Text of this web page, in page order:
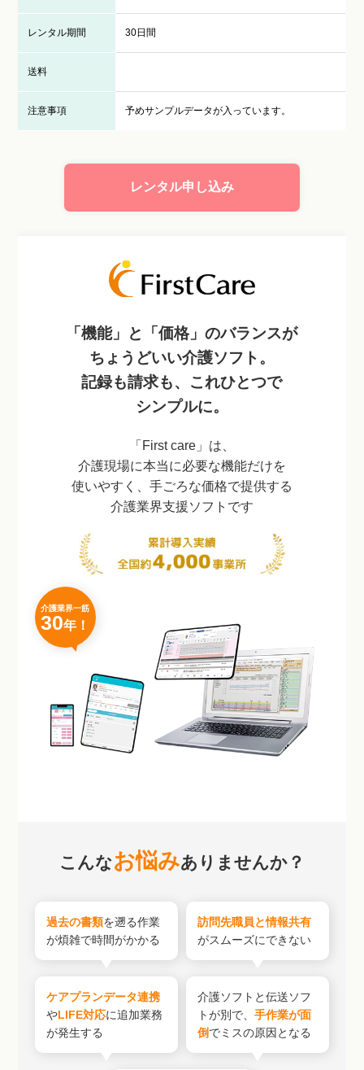
レンタル期間 30日間
送料
注意事項 予めサンプルデータが入っています。
レンタル申し込み
「機能」と「価格」のバランスが
ちょうどいい介護ソフト。
記録も請求も、これひとつで
シンプルに。
「First care」は、
介護現場に本当に必要な機能だけを
使いやすく、手ごろな価格で提供する
介護業界支援ソフトです
介護業界一筋
30年！
こんなお悩みありませんか？
過去の書類を遡る作業
が煩雑で時間がかかる
訪問先職員と情報共有
がスムーズにできない
ケアプランデータ連携
やLIFE対応に追加業務
が発生する
介護ソフトと伝送ソフ
トが別で、 手作業が面
倒でミスの原因となる